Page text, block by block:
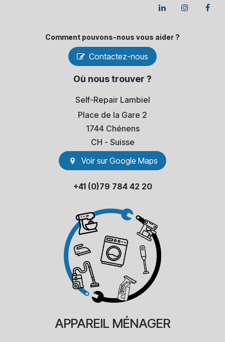
Comment pouvons-​nous vous aider ?
Contactez-nous
Où nous trouver ?
Self-Repair Lambiel
Place de la Gare 2
1744 Chénens
​CH - Suisse
Voir sur Go​​ogle Maps
+41 (0)79 784 42 20
APPAREIL MÉNAGER